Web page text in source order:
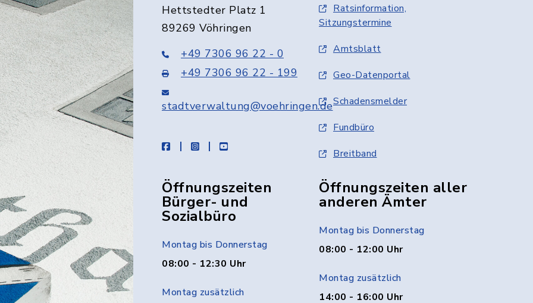
Hettstedter Platz 1
89269 Vöhringen
+49 7306 96 22 - 0
+49 7306 96 22 - 199
stadtverwaltung@voehringen.de
facebookinstagramyoutube
Ratsinformation,
Sitzungstermine
Amtsblatt
Geo-Datenportal
Schadensmelder
Fundbüro
Breitband
Öffnungszeiten
Bürger- und
Sozialbüro
Montag bis Donnerstag
08:00 - 12:30 Uhr
Montag zusätzlich
Öffnungszeiten aller
anderen Ämter
Montag bis Donnerstag
08:00 - 12:00 Uhr
Montag zusätzlich
14:00 - 16:00 Uhr